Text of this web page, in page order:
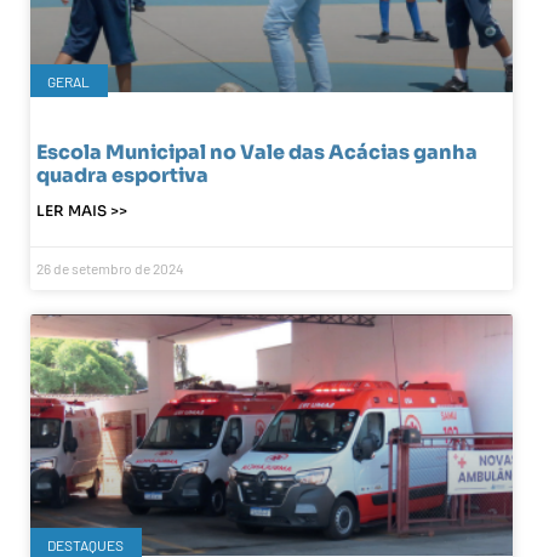
GERAL
Escola Municipal no Vale das Acácias ganha
quadra esportiva
LER MAIS >>
26 de setembro de 2024
DESTAQUES